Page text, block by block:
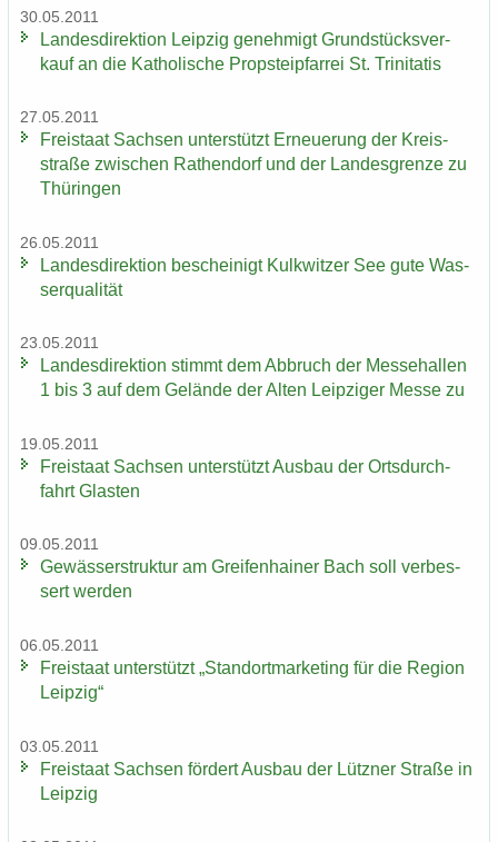
30.05.2011
Lan­des­di­rek­ti­on Leip­zig ge­neh­migt Grund­stücks­ver­
kauf an die Ka­tho­li­sche Propstei­pfar­rei St. Tri­ni­ta­tis
27.05.2011
Frei­staat Sach­sen un­ter­stützt Er­neue­rung der Kreis­
stra­ße zwi­schen Ra­then­dorf und der Lan­des­gren­ze zu
Thü­rin­gen
26.05.2011
Lan­des­di­rek­ti­on be­schei­nigt Kulk­wit­zer See gute Was­
ser­qua­li­tät
23.05.2011
Lan­des­di­rek­ti­on stimmt dem Ab­bruch der Mes­se­hal­len
1 bis 3 auf dem Ge­län­de der Alten Leip­zi­ger Messe zu
19.05.2011
Frei­staat Sach­sen un­ter­stützt Aus­bau der Orts­durch­
fahrt Glas­ten
09.05.2011
Ge­wäs­ser­struk­tur am Grei­fen­hai­ner Bach soll ver­bes­
sert wer­den
06.05.2011
Frei­staat un­ter­stützt „Stand­ort­mar­ke­ting für die Re­gi­on
Leip­zig“
03.05.2011
Frei­staat Sach­sen för­dert Aus­bau der Lütz­ner Stra­ße in
Leip­zig